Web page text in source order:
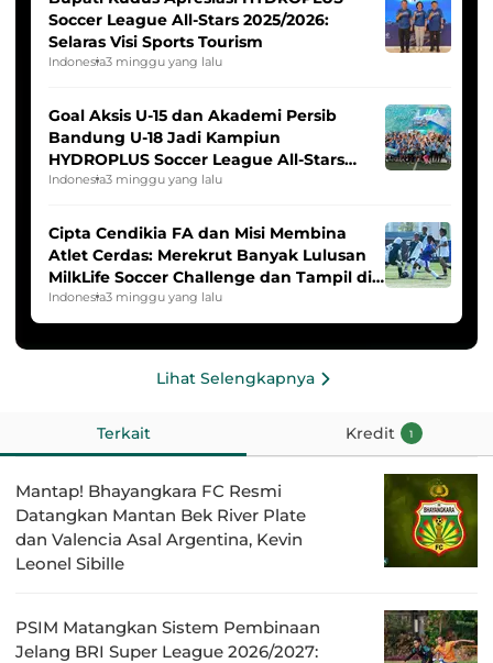
Soccer League All-Stars 2025/2026:
Selaras Visi Sports Tourism
Indonesia3 minggu yang lalu
Goal Aksis U-15 dan Akademi Persib
Bandung U-18 Jadi Kampiun
HYDROPLUS Soccer League All-Stars
2025/2026
Indonesia3 minggu yang lalu
Cipta Cendikia FA dan Misi Membina
Atlet Cerdas: Merekrut Banyak Lulusan
MilkLife Soccer Challenge dan Tampil di
HYDROPLUS Soccer League
Indonesia3 minggu yang lalu
Lihat Selengkapnya
Terkait Kredit 1
Mantap! Bhayangkara FC Resmi
Datangkan Mantan Bek River Plate
dan Valencia Asal Argentina, Kevin
Leonel Sibille
PSIM Matangkan Sistem Pembinaan
Jelang BRI Super League 2026/2027: